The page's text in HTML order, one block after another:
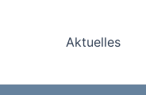
Aktuelles